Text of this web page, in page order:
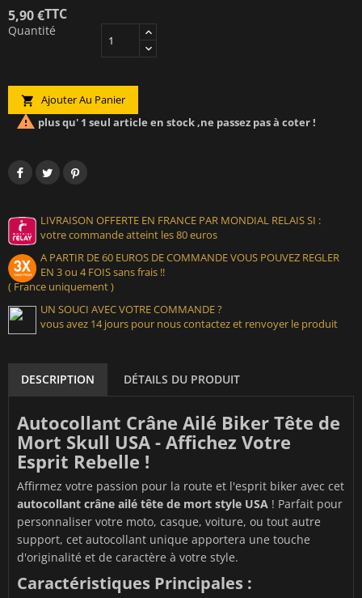
5,90 €TTC
Quantité
 Ajouter Au Panier
 plus qu' 1 seul article en stock ,ne passez pas à coter !
LIVRAISON OFFERTE EN FRANCE PAR MONDIAL RELAIS SI :
votre commande atteint les 80 euros
A PARTIR DE 60 EUROS DE COMMANDE VOUS POUVEZ REGLER
EN 3 ou 4 FOIS sans frais !!
( France uniquement )
UN SOUCI AVEC VOTRE COMMANDE ?
vous avez 14 jours pour nous contactez et renvoyer le produit
DESCRIPTION DÉTAILS DU PRODUIT
Autocollant Crâne Ailé Biker Tête de
Mort Skull USA - Affichez Votre
Esprit Rebelle !
Affirmez votre passion pour la route et l'esprit biker avec cet
autocollant crâne ailé tête de mort style USA ! Parfait pour
personnaliser votre moto, casque, voiture, ou tout autre
support, cet autocollant unique apportera une touche
d'originalité et de caractère à votre style.
Caractéristiques Principales :